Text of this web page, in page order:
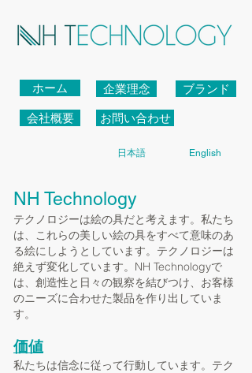
ホーム
会社概要
企業理念 ブランド
お問い合わせ
日本語 English
NH Technology
テクノロジーは絵の具だと考えます。私たち
は、これらの美しい絵の具をすべて意味のあ
る絵にしようとしています。テクノロジーは
絶えず変化しています。NH Technologyで
は、創造性と日々の観察を結びつけ、お客様
のニーズに合わせた製品を作り出していま
す。
価値
私たちは信念に従って行動しています。テク